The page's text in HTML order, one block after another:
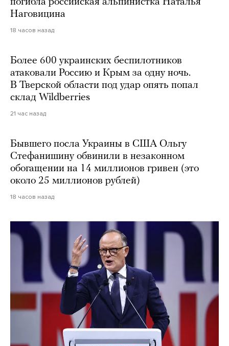
Наговицина
18 часов назад
Более 600 украинских беспилотников
атаковали Россию и Крым за одну ночь.
В Тверской области под удар опять попал
склад Wildberries
21 час назад
Бывшего посла Украины в США Ольгу
Стефанишину обвинили в незаконном
обогащении на 14 миллионов гривен (это
около 25 миллионов рублей)
18 часов назад